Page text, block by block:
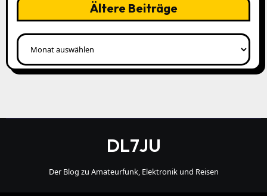
Ältere Beiträge
Ältere
Beiträge
DL7JU
Der Blog zu Amateurfunk, Elektronik und Reisen